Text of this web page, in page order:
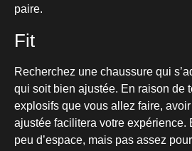
paire.
Fit
Recherchez une chaussure qui
qui soit bien ajustée. En raison de
explosifs que vous allez faire,
ajustée facilitera votre expérience.
peu d’espace, mais pas assez